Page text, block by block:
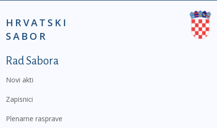
HRVATSKI
SABOR
Podnožje prvi izbornik
Rad Sabora
Novi akti
Zapisnici
Plenarne rasprave